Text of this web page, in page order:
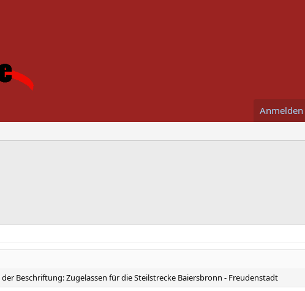
Anmelden
Beschriftung: Zugelassen für die Steilstrecke Baiersbronn - Freudenstadt